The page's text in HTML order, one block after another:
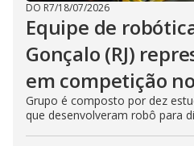
DO R7/18/07/2026
Equipe de
Gonçalo (RJ)
em competição
Grupo é composto por dez
que desenvolveram robô para